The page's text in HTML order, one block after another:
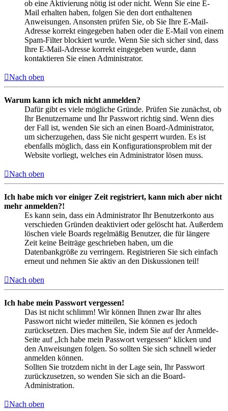
ob eine Aktivierung nötig ist oder nicht. Wenn Sie eine E-
Mail erhalten haben, folgen Sie den dort enthaltenen
Anweisungen. Ansonsten prüfen Sie, ob Sie Ihre E-Mail-
Adresse korrekt eingegeben haben oder die E-Mail von einem
Spam-Filter blockiert wurde. Wenn Sie sich sicher sind, dass
Ihre E-Mail-Adresse korrekt eingegeben wurde, dann
kontaktieren Sie einen Administrator.
Nach oben
Warum kann ich mich nicht anmelden?
Dafür gibt es viele mögliche Gründe. Prüfen Sie zunächst, ob
Ihr Benutzername und Ihr Passwort richtig sind. Wenn dies
der Fall ist, wenden Sie sich an einen Board-Administrator,
um sicherzugehen, dass Sie nicht gesperrt wurden. Es ist
ebenfalls möglich, dass ein Konfigurationsproblem mit der
Website vorliegt, welches ein Administrator lösen muss.
Nach oben
Ich habe mich vor einiger Zeit registriert, kann mich aber nicht
mehr anmelden?!
Es kann sein, dass ein Administrator Ihr Benutzerkonto aus
verschieden Gründen deaktiviert oder gelöscht hat. Außerdem
löschen viele Boards regelmäßig Benutzer, die für längere
Zeit keine Beiträge geschrieben haben, um die
Datenbankgröße zu verringern. Registrieren Sie sich einfach
erneut und nehmen Sie aktiv an den Diskussionen teil!
Nach oben
Ich habe mein Passwort vergessen!
Das ist nicht schlimm! Wir können Ihnen zwar Ihr altes
Passwort nicht wieder mitteilen, Sie können es jedoch
zurücksetzen. Dies machen Sie, indem Sie auf der Anmelde-
Seite auf „Ich habe mein Passwort vergessen“ klicken und
den Anweisungen folgen. So sollten Sie sich schnell wieder
anmelden können.
Sollten Sie trotzdem nicht in der Lage sein, Ihr Passwort
zurückzusetzen, so wenden Sie sich an die Board-
Administration.
Nach oben